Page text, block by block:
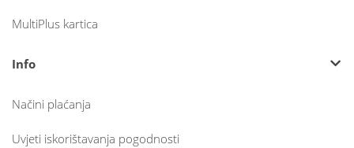
MultiPlus kartica
Info
Načini plaćanja
Uvjeti iskorištavanja pogodnosti